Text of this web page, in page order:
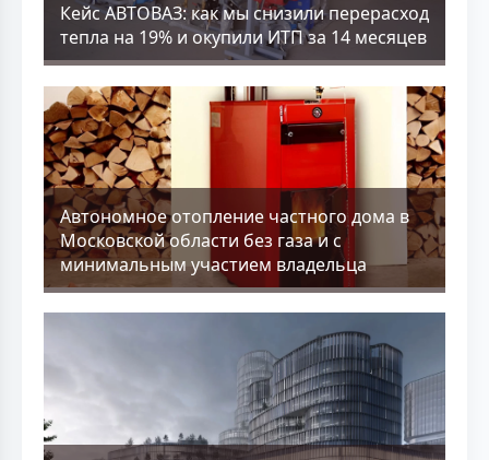
Кейс АВТОВАЗ: как мы снизили перерасход
тепла на 19% и окупили ИТП за 14 месяцев
Aвтономное отопление частного дома в
Московской области без газа и с
минимальным участием владельца